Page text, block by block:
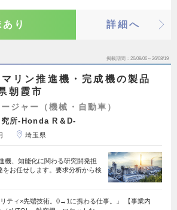
り 詳細へ
掲載期間 26/08/06～26/08/19
マリン推進機・完成機の製品
朝霞市
ジャー（機械・自動車）
所-Honda R＆D-
埼玉県
機、知能化に関わる研究開発担
をお任せします。要求分析から検
リティ×先端技術。0→1に携わる仕事。」 【事業内